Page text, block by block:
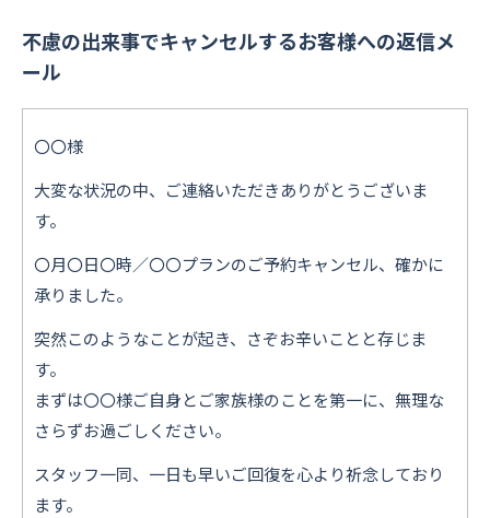
不慮の出来事でキャンセルするお客様への返信メ
ール
〇〇様
大変な状況の中、ご連絡いただきありがとうございま
す。
〇月〇日〇時／〇〇プランのご予約キャンセル、確かに
承りました。
突然このようなことが起き、さぞお辛いことと存じま
す。
まずは〇〇様ご自身とご家族様のことを第一に、無理な
さらずお過ごしください。
スタッフ一同、一日も早いご回復を心より祈念しており
ます。